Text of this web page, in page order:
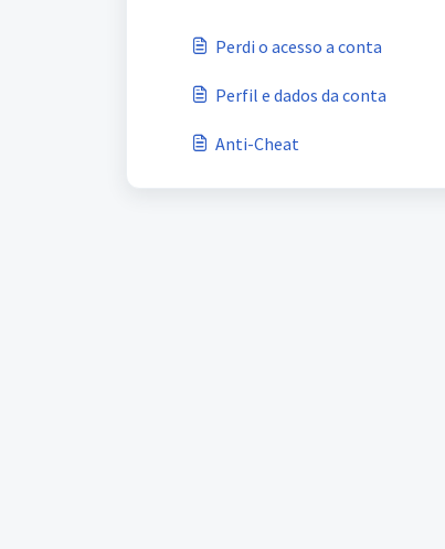
Perdi o acesso a conta
Perfil e dados da conta
Anti-Cheat